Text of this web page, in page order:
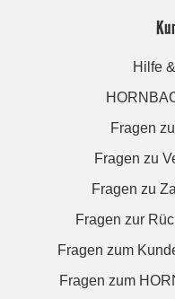
Hilfe
Fragen
Fragen zu
Fragen zu
Fragen zur
Fragen zum
Fragen zum